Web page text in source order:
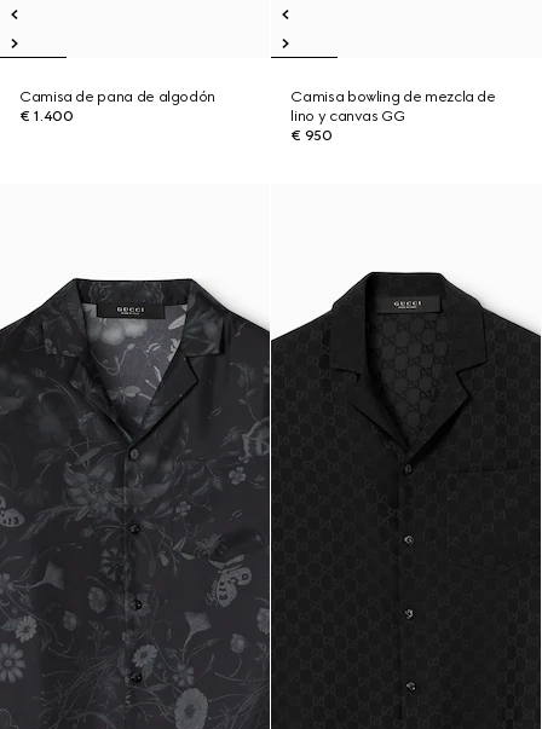
Camisa de pana de algodón
€ 1.400
Camisa bowling de mezcla de
lino y canvas GG
€ 950